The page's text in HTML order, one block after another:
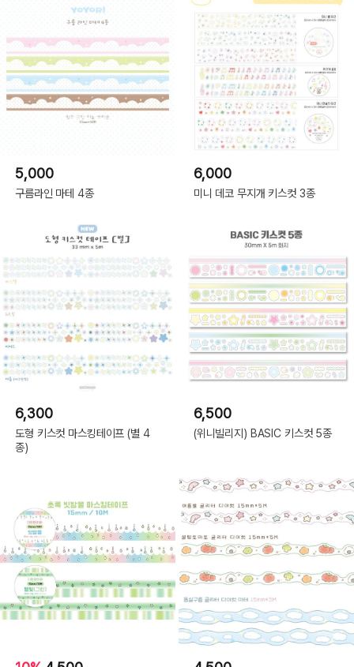
5,000
구름라인 마테 4종
6,000
미니 데코 무지개 키스컷 3종
6,300
도형 키스컷 마스킹테이프 (별 4
종)
6,500
(위니빌리지) BASIC 키스컷 5종